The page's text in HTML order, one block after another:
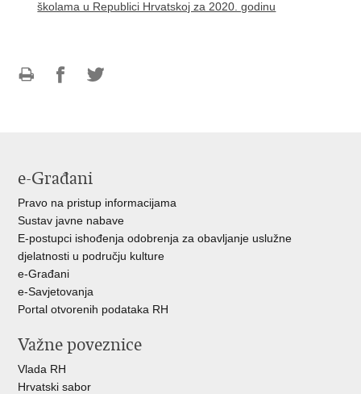
školama u Republici Hrvatskoj za 2020. godinu
e-Građani
Pravo na pristup informacijama
Sustav javne nabave
E-postupci ishođenja odobrenja za obavljanje uslužne
djelatnosti u području kulture
e-Građani
e-Savjetovanja
Portal otvorenih podataka RH
Važne poveznice
Vlada RH
Hrvatski sabor